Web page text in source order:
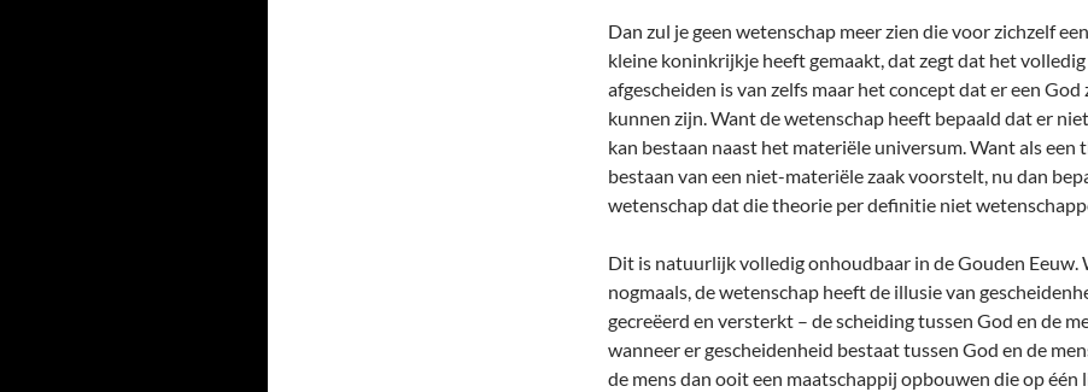
Dan zul je geen wetenschap meer zien die voor zichzelf
kleine koninkrijkje heeft gemaakt, dat zegt dat het volledig
afgescheiden is van zelfs maar het concept dat er een God
kunnen zijn. Want de wetenschap heeft bepaald dat er
kan bestaan naast het materiële universum. Want als een
bestaan van een niet-materiële zaak voorstelt, nu dan
wetenschap dat die theorie per definitie niet
Dit is natuurlijk volledig onhoudbaar in de Gouden Eeuw.
nogmaals, de wetenschap heeft de illusie van
gecreëerd en versterkt – de scheiding tussen God en de
wanneer er gescheidenheid bestaat tussen God en de
de mens dan ooit een maatschappij opbouwen die op één